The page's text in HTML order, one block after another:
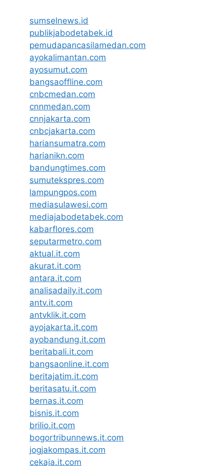
sumselnews.id
publikjabodetabek.id
pemudapancasilamedan.com
ayokalimantan.com
ayosumut.com
bangsaoffline.com
cnbcmedan.com
cnnmedan.com
cnnjakarta.com
cnbcjakarta.com
hariansumatra.com
harianikn.com
bandungtimes.com
sumutekspres.com
lampungpos.com
mediasulawesi.com
mediajabodetabek.com
kabarflores.com
seputarmetro.com
aktual.it.com
akurat.it.com
antara.it.com
analisadaily.it.com
antv.it.com
antvklik.it.com
ayojakarta.it.com
ayobandung.it.com
beritabali.it.com
bangsaonline.it.com
beritajatim.it.com
beritasatu.it.com
bernas.it.com
bisnis.it.com
brilio.it.com
bogortribunnews.it.com
jogjakompas.it.com
cekaja.it.com